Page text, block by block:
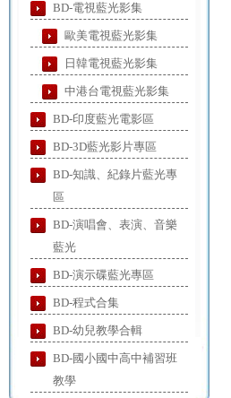
BD-電視藍光影集
歐美電視藍光影集
日韓電視藍光影集
中港台電視藍光影集
BD-印度藍光電影區
BD-3D藍光影片專區
BD-知識、紀錄片藍光專
區
BD-演唱會、表演、音樂
藍光
BD-演示碟藍光專區
BD-程式合集
BD-幼兒教學合輯
BD-國小國中高中補習班
教學